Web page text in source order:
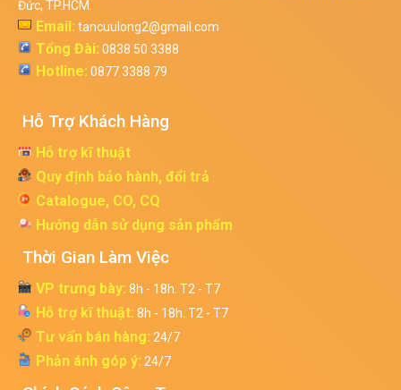
Đức, TP.HCM.
Email: tancuulong2@gmail.com
Tổng Đài: 0838 50 3388
Hotline: 0877 3388 79
Hỗ Trợ Khách Hàng
Hỗ trợ kĩ thuật
Quy định bảo hành, đổi trả
Catalogue, CO, CQ
Hướng dẫn sử dụng sản phẩm
Thời Gian Làm Việc
VP trưng bày: 8h - 18h. T2 - T7
Hỗ trợ kĩ thuật: 8h - 18h. T2 - T7
Tư vấn bán hàng: 24/7
Phản ánh góp ý: 24/7